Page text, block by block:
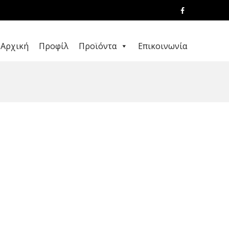
Αρχική Προφίλ Προϊόντα Επικοινωνία